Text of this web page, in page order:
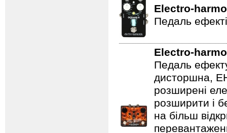
Electro-
Педаль
Electro-
Педаль
дисторшна,
розширені
розширити і
на більш